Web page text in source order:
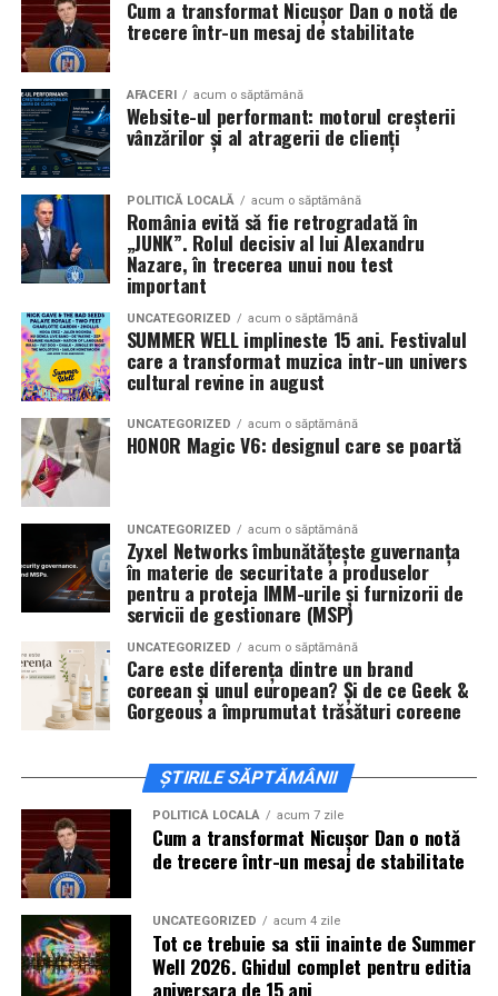
mea”de la Cinema City din City Park Constanța,de la
18:30, unde
regizorul Paul Decu și actrița Azaleea
Necula, originari din Constanța și împrejurimi, vor
prezenta filmul alături de colegii lor
Alexandra Răduță și Gabriel Vatavu.
Cinema City Shopping City Galați
12 februarie de la 18:30la întâlnirea cu actrițele
State și Azaleea Necula și regizorul Paul Decu.
Pe 13 februarie la ora 18:30, spectatorii dinIași
invitați la proiecția specială din
Mall, alături de regizorulPaul Decuși de
actoriiGabriel Vatavu, Sergiu Costache, Azaleea
Necula, Alexandra Răduță.
De „Ziua Îndrăgostiților”, pe14 februarie, în Cinema
City Iulius Mall Suceava, de la 18:30, spectatorii sunt
invitați la film alături de regizorul
actoriiSergiu Costache, Vlad si Oana Gherman,
Alexandra Răduță.
Cineplexx Băneasa Shopping City
Bucureștigăzduiește o proiecție specială în prezența
întregii echipe pe15 februarie, de la 17:30.
ÎnCraiova , regizorul Paul Decuși actorii Sergiu
Costache, Azaleea Necula și Oana Gherman vor
Mall pe 16 februarie de la ora 18:00.
ActoriiVlad Gherman, Oana Gherman și Ioana
Ginghinăvin la întâlnirea cu publicul dinCinema City
Vivo! Pitești pe 17 februarie, de la 18:30și vor
participa la o discuție după proiecție, alături de
regizorulPaul Decu.
Caravana„În pielea mea” ajunge laCinema City
Cum a transformat Nicușor Dan o notă de
trecere într-un mesaj de stabilitate
AFACERI acum o săptămână
Website-ul performant: motorul creșterii
vânzărilor și al atragerii de clienți
POLITICĂ LOCALĂ acum o săptămână
România evită să fie retrogradată în
„JUNK”. Rolul decisiv al lui Alexandru
Nazare, în trecerea unui nou test
important
UNCATEGORIZED acum o săptămână
SUMMER WELL implineste 15 ani. Festivalul
care a transformat muzica intr-un univers
cultural revine in august
UNCATEGORIZED acum o săptămână
HONOR Magic V6: designul care se poartă
UNCATEGORIZED acum o săptămână
Zyxel Networks îmbunătățește guvernanța
în materie de securitate a produselor
pentru a proteja IMM-urile și furnizorii de
servicii de gestionare (MSP)
UNCATEGORIZED acum o săptămână
Care este diferența dintre un brand
coreean și unul european? Și de ce Geek &
Gorgeous a împrumutat trăsături coreene
ȘTIRILE SĂPTĂMÂNII
POLITICĂ LOCALĂ acum 7 zile
Cum a transformat Nicușor Dan o notă
de trecere într-un mesaj de stabilitate
UNCATEGORIZED acum 4 zile
Tot ce trebuie sa stii inainte de Summer
Well 2026. Ghidul complet pentru editia
aniversara de 15 ani